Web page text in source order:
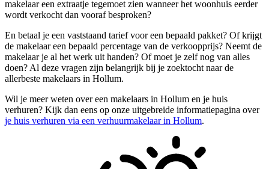
makelaar een extraatje tegemoet zien wanneer het woonhuis eerder
wordt verkocht dan vooraf besproken?
En betaal je een vaststaand tarief voor een bepaald pakket? Of krijgt
de makelaar een bepaald percentage van de verkoopprijs? Neemt de
makelaar je al het werk uit handen? Of moet je zelf nog van alles
doen? Al deze vragen zijn belangrijk bij je zoektocht naar de
allerbeste makelaars in Hollum.
Wil je meer weten over een makelaars in Hollum en je huis
verhuren? Kijk dan eens op onze uitgebreide informatiepagina over
je huis verhuren via een verhuurmakelaar in Hollum.